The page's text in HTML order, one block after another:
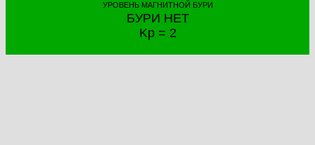
УРОВЕНЬ МАГНИТНОЙ БУРИ
БУРИ НЕТ
Kp = 2